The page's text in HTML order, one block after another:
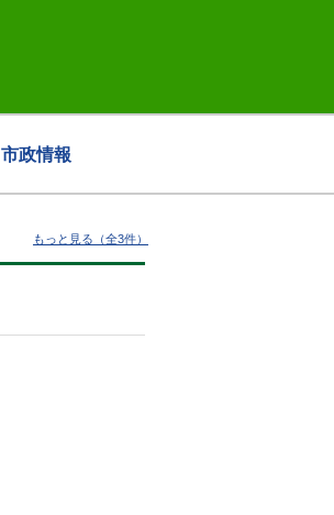
市政情報
もっと見る（全3件）